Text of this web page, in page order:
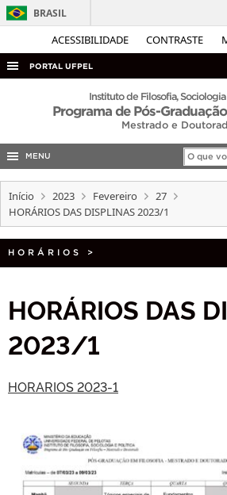
ACESSIBILIDADE CONTRASTE
BRASIL
PORTAL UFPEL
ACESSO À INFORMAÇÃO
AUDITORIA
EDITAIS
INTERNACIONAL
OUVIDORIA
TELEFONES
Instituto de Filosofia,
Programa de Pós-
Mestrado e
MENU
Início 2023 Fevereiro
27
HORÁRIOS DAS DISPLINAS 2023/1
HORÁRIOS >
HORÁRIOS DAS
2023/1
HORARIOS 2023-1